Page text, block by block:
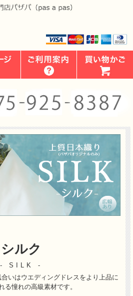
シルク
- SILK -
いはウエディングドレスをより上品に
る憧れの高級素材です。